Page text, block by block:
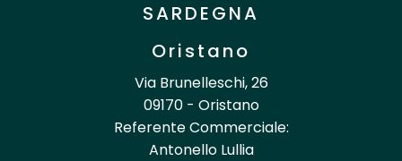
SARDEGNA
Oristano
Via Brunelleschi, 26
09170 - Oristano
Referente Commerciale:
Antonello Lullia